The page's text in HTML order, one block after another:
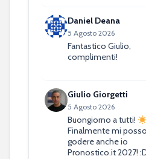
Daniel Deana
5 Agosto 2026
Fantastico Giulio,
complimenti!
Giulio Giorgetti
5 Agosto 2026
Buongiorno a tutti!
Finalmente mi posso
godere anche io
Pronostico.it 2027!